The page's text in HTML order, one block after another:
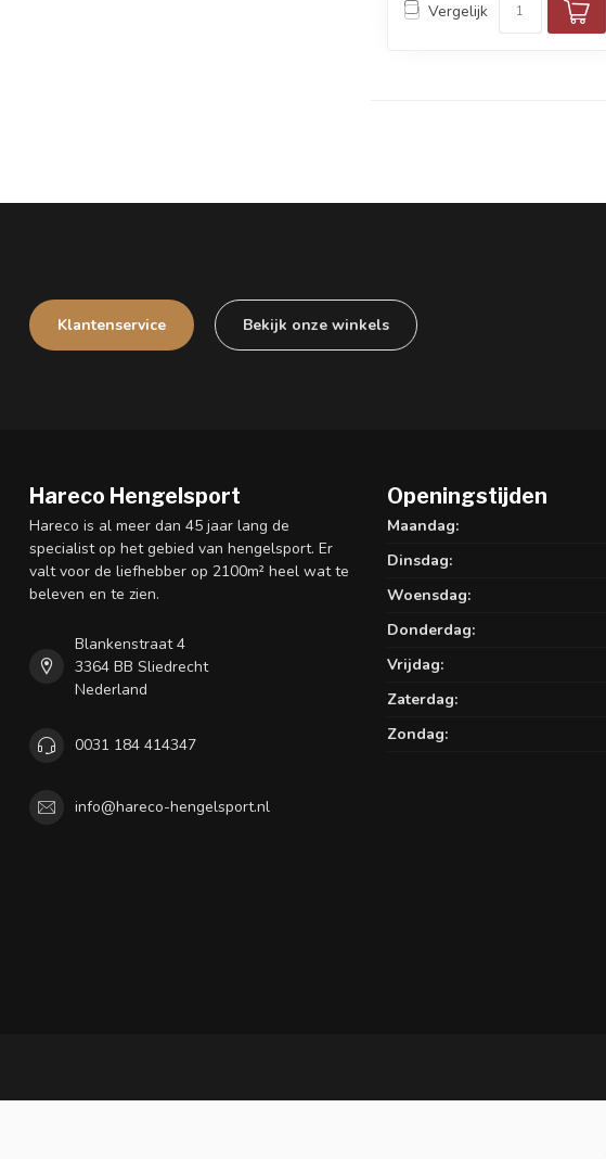
Vergelijk
Klantenservice Bekijk onze winkels
Hareco Hengelsport
Hareco is al meer dan 45 jaar lang de
specialist op het gebied van hengelsport. Er
valt voor de liefhebber op 2100m² heel wat te
beleven en te zien.
Blankenstraat 4
3364 BB Sliedrecht
Nederland
0031 184 414347
info@hareco-hengelsport.nl
Openingstijden
Maandag:
Dinsdag:
Woensdag:
Donderdag:
Vrijdag:
Zaterdag:
Zondag: